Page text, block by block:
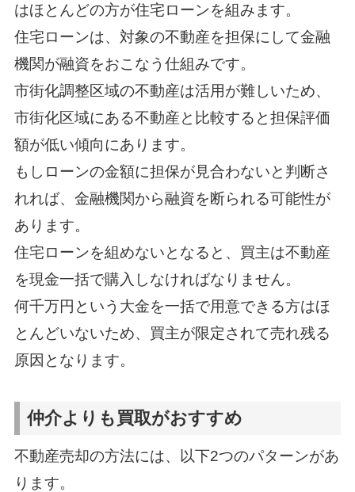
はほとんどの方が住宅ローンを組みます。
住宅ローンは、対象の不動産を担保にして金融
機関が融資をおこなう仕組みです。
市街化調整区域の不動産は活用が難しいため、
市街化区域にある不動産と比較すると担保評価
額が低い傾向にあります。
もしローンの金額に担保が見合わないと判断さ
れれば、金融機関から融資を断られる可能性が
あります。
住宅ローンを組めないとなると、買主は不動産
を現金一括で購入しなければなりません。
何千万円という大金を一括で用意できる方はほ
とんどいないため、買主が限定されて売れ残る
原因となります。
仲介よりも買取がおすすめ
不動産売却の方法には、以下2つのパターンがあ
ります。